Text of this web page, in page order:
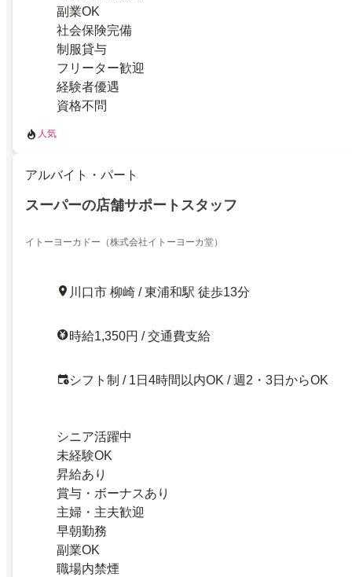
副業OK
社会保険完備
制服貸与
フリーター歓迎
経験者優遇
資格不問
人気
アルバイト・パート
スーパーの店舗サポートスタッフ
イトーヨーカドー（株式会社イトーヨーカ堂）
川口市 柳崎 / 東浦和駅 徒歩13分
時給1,350円 / 交通費支給
シフト制 / 1日4時間以内OK / 週2・3日からOK
シニア活躍中
未経験OK
昇給あり
賞与・ボーナスあり
主婦・主夫歓迎
早朝勤務
副業OK
職場内禁煙